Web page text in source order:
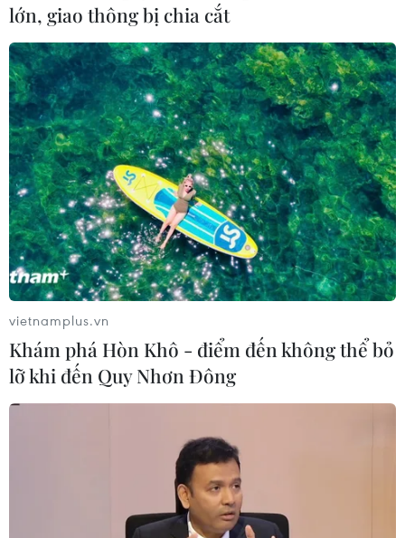
24/07/2026 08:06
Bridgestone Việt Nam giới thiệu
dòng lốp hiệu suất cao thế hệ mới
Potenza
24/07/2026 06:46
Hà Nội xây dựng phương án hỗ trợ
người thu nhập thấp đổi xe máy cũ
24/07/2026 06:15
Hãng xe điện Polestar chính thức rút
lui khỏi thị trường Mỹ
Cố vấn Nhà Trắng cảnh báo BYD gia
tăng sức ép đối với ngành ôtô toàn
lớn, giao thông bị chia cắt
vietnamplus.vn
Khám phá Hòn Khô - điểm đến không thể bỏ
lỡ khi đến Quy Nhơn Đông